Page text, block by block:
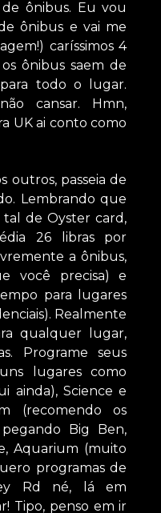
de ônibus. Eu vou
ônibus e vai me
caríssimos 4
ônibus saem de
todo o lugar.
cansar. Hmn,
UK ai conto como
outros, passeia de
Lembrando que
de Oyster card,
26 libras por
a ônibus,
você precisa) e
para lugares
Realmente
qualquer lugar,
Programe seus
lugares como
ainda), Science e
(recomendo os
Big Ben,
Aquarium (muito
programas de
Rd né, lá em
Tipo, penso em ir